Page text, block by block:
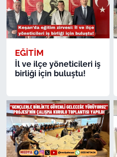
EĞİTİM
İl ve ilçe yöneticileri iş
birliği için buluştu!